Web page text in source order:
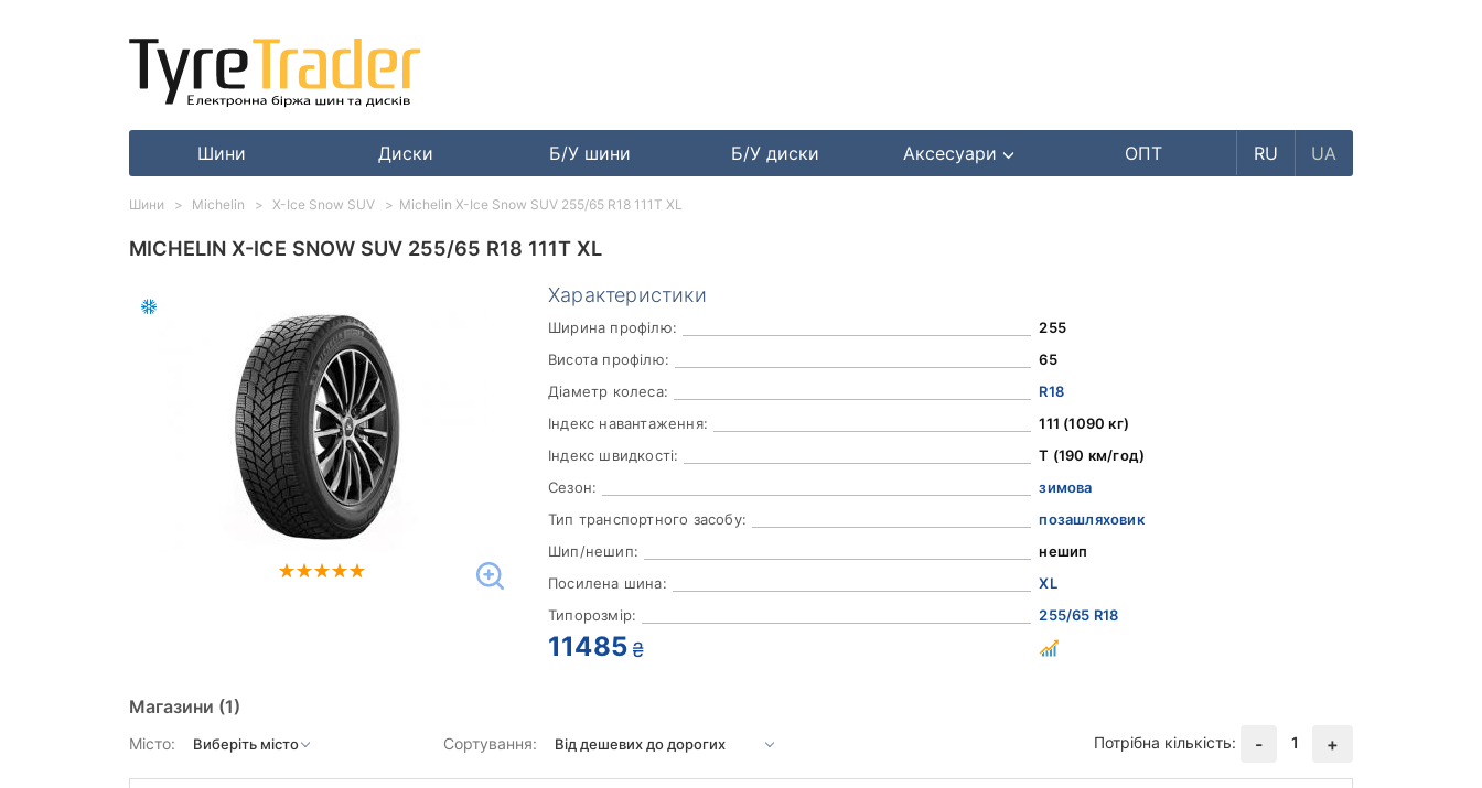
Шини Диски Б/У шини Б/У диски Аксесуари ОПТ RU UA
MICHELIN X-ICE SNOW SUV 255/65 R18 111T XL
Характеристики
Ширина профілю:
255
Висота профілю:
65
Діаметр колеса:
R18
Індекс навантаження:
111 (1090 кг)
Індекс швидкості:
T (190 км/год)
Сезон:
зимова
Тип транспортного засобу:
позашляховик
Шип/нешип:
нешип
Посилена шина:
XL
Типорозмір:
255/65 R18
11485 ₴
Магазини (1)
Місто: Сортування: Потрібна кількість: - 1 +
Шини Michelin X-Ice Snow SUV Michelin X-Ice Snow SUV 255/65 R18 111T XL